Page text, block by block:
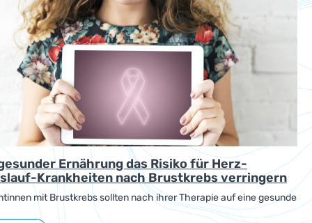
Ernährung das Risiko für Herz-
Krankheiten nach Brustkrebs verringern
mit Brustkrebs sollten nach ihrer Therapie auf eine gesunde
achten. Das Risiko für kardiovaskuläre Krankheiten erhöht